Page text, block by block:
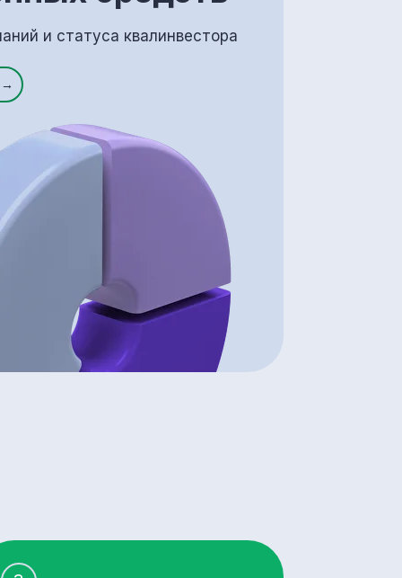
и статуса квалинвестора
→